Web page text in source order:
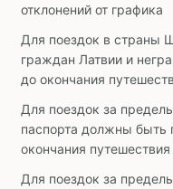
отклонений от графика
Для поездок в страны
граждан Латвии и
до окончания
Для поездок за
паспорта должны быть
окончания путешествия
Для поездок за